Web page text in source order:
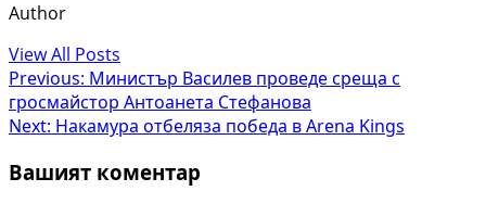
Author
View All Posts
Post
navigation
Previous: Министър Василев проведе среща с
гросмайстор Антоанета Стефанова
Next: Накамура отбеляза победа в Arena Kings
Вашият коментар